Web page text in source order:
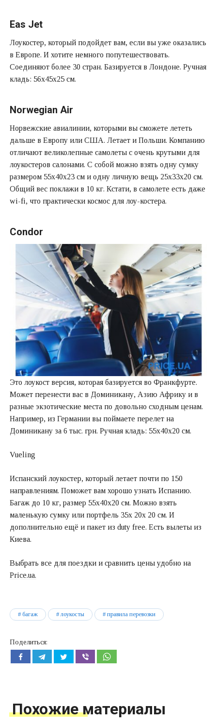
Eas Jet
Лоукостер, который подойдет вам, если вы уже оказались
в Европе. И хотите немного попутешествовать.
Соединяют более 30 стран. Базируется в Лондоне. Ручная
кладь: 56х45х25 см.
Norwegian Air
Норвежские авиалинии, которыми вы сможете лететь
дальше в Европу или США. Летает и Польши. Компанию
отличают великолепные самолеты с очень крутыми для
лоукостеров салонами. С собой можно взять одну сумку
размером 55х40х23 см и одну личную вещь 25х33х20 см.
Общий вес поклажи в 10 кг. Кстати, в самолете есть даже
wi-fi, что практически космос для лоу-костера.
Сondor
Это лоукост версия, которая базируется во Франкфурте.
Может перенести вас в Доминикану, Азию Африку и в
разные экзотические места по довольно сходным ценам.
Например, из Германии вы поймаете перелет на
Доминикану за 6 тыс. грн. Ручная кладь: 55х40х20 см.
Vueling
Испанский лоукостер, который летает почти по 150
направлениям. Поможет вам хорошо узнать Испанию.
Багаж до 10 кг, размер 55х40х20 см. Можно взять
маленькую сумку или портфель 35х 20х 20 см. И
дополнительно ещё и пакет из duty free. Есть вылеты из
Киева.
Выбрать все для поездки и сравнить цены удобно на
Price.ua.
багаж лоукосты правила перевозки
Поделиться:
Похожие материалы